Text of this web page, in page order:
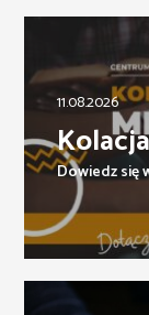
11.08.2026
Dowiedz się